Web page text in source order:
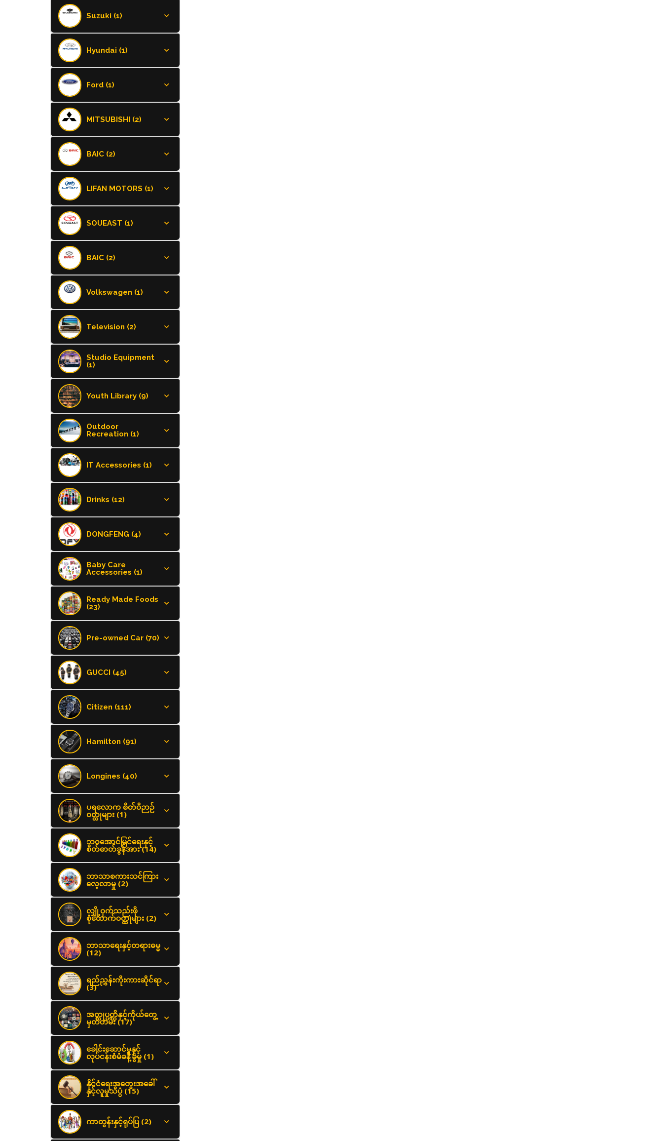
Suzuki (1)
Hyundai (1)
Ford (1)
MITSUBISHI (2)
BAIC (2)
LIFAN MOTORS (1)
SOUEAST (1)
BAIC (2)
Volkswagen (1)
Television (2)
Studio Equipment
(1)
Youth Library (9)
Outdoor
Recreation (1)
IT Accessories (1)
Drinks (12)
DONGFENG (4)
Baby Care
Accessories (1)
Ready Made Foods
(23)
Pre-owned Car (70)
GUCCI (45)
Citizen (111)
Hamilton (91)
Longines (40)
ပရလောက စိတ်ဝိဉာဉ်
ဝတ္ထုများ (1)
ဘ၀အောင်မြင်ရေးနှင့်
စိတ်ဓာတ်ခွန်အား (14)
ဘာသာစကားသင်ကြား
လေ့လာမှု (2)
လျှို့ဝှက်သည်းဖို
စုံထောက်ဝတ္ထုများ (2)
ဘာသာရေးနှင့်တရားဓမ္မ
(12)
ရည်ညွှန်းကိုးကားဆိုင်ရာ
(3)
အတ္ထုပ္ပတ္တိနှင့်ကိုယ်တွေ့
မှတ်တမ်း (17)
ခေါင်းဆောင်မှုနှင့်
လုပ်ငန်းစံမံခန့်ခွဲမှု (1)
နိုင်ငံရေးအတွေးအခေါ်
နှင့်လူမှုသိပ္ပံ (15)
ကာတွန်းနှင့်ရုပ်ပြ (2)